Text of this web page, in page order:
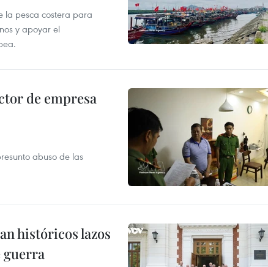
la pesca costera para
y apoyar el
de empresa
abuso de las
históricos lazos
guerra